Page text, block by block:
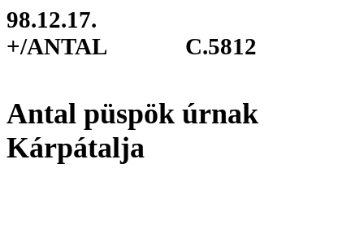
98.12.17.
+/ANTAL
C.5812
Antal püspök úrnak
Kárpátalja